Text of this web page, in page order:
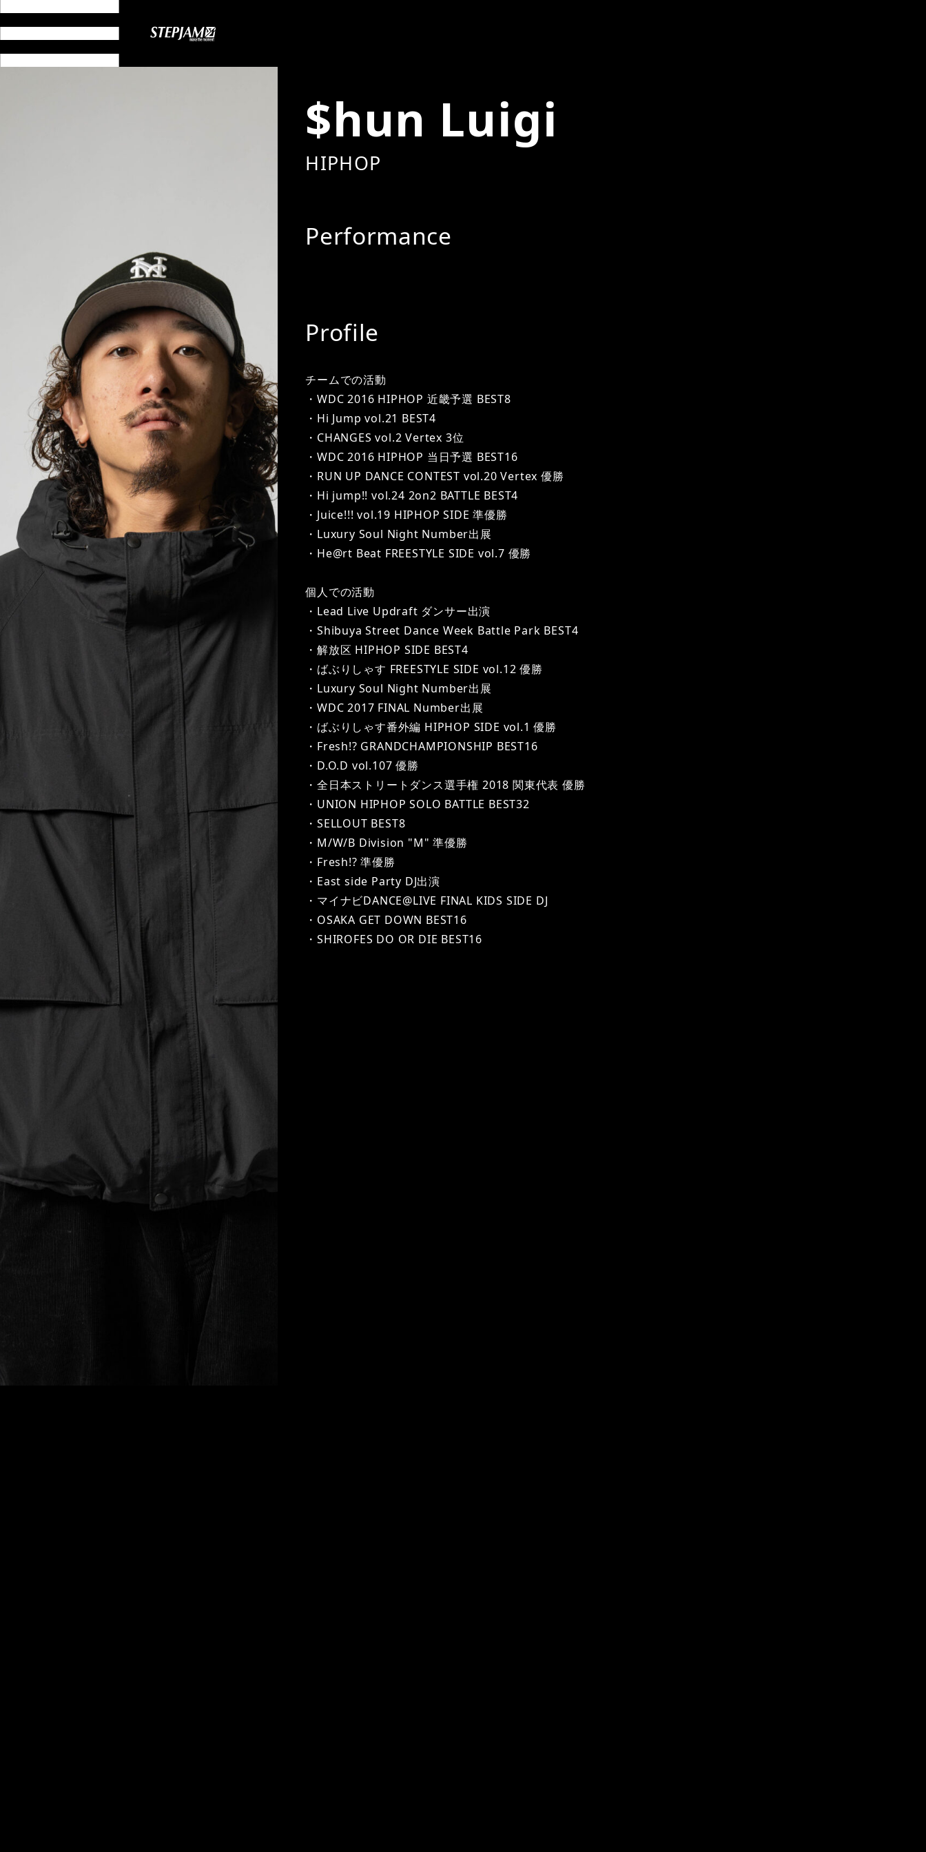
$hun Luigi
HIPHOP
Performance
Profile
チームでの活動
・WDC 2016 HIPHOP 近畿予選 BEST8
・Hi Jump vol.21 BEST4
・CHANGES vol.2 Vertex 3位
・WDC 2016 HIPHOP 当日予選 BEST16
・RUN UP DANCE CONTEST vol.20 Vertex 優勝
・Hi jump!! vol.24 2on2 BATTLE BEST4
・Juice!!! vol.19 HIPHOP SIDE 準優勝
・Luxury Soul Night Number出展
・He@rt Beat FREESTYLE SIDE vol.7 優勝
個人での活動
・Lead Live Updraft ダンサー出演
・Shibuya Street Dance Week Battle Park BEST4
・解放区 HIPHOP SIDE BEST4
・ばぶりしゃす FREESTYLE SIDE vol.12 優勝
・Luxury Soul Night Number出展
・WDC 2017 FINAL Number出展
・ばぶりしゃす番外編 HIPHOP SIDE vol.1 優勝
・Fresh!? GRANDCHAMPIONSHIP BEST16
・D.O.D vol.107 優勝
・全日本ストリートダンス選手権 2018 関東代表 優勝
・UNION HIPHOP SOLO BATTLE BEST32
・SELLOUT BEST8
・M/W/B Division "M" 準優勝
・Fresh!? 準優勝
・East side Party DJ出演
・マイナビDANCE@LIVE FINAL KIDS SIDE DJ
・OSAKA GET DOWN BEST16
・SHIROFES DO OR DIE BEST16